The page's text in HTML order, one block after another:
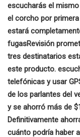
escucharás el
el corcho por
estará
fugasRevisión
tres destinatarios
este producto.
telefónicas y usar
de los parlantes del
y se ahorró más de
Definitivamente
cuánto podría haber